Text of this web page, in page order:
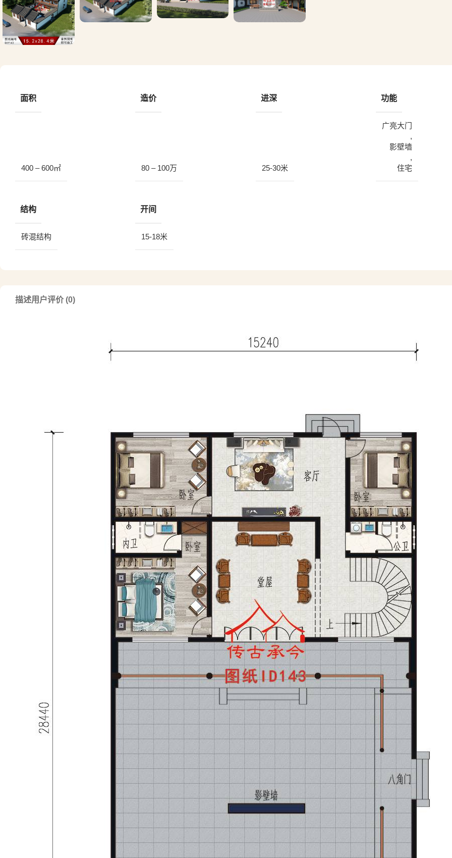
面积
400 – 600㎡
造价
80 – 100万
进深
25-30米
功能
广亮大门
,
影壁墙
,
住宅
结构
砖混结构
开间
15-18米
描述用户评价 (0)